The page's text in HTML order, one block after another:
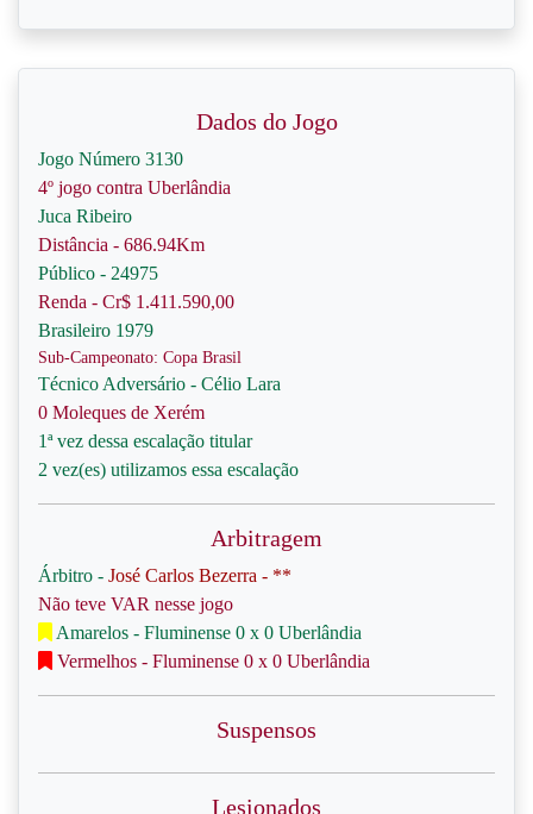
Dados do Jogo
Jogo Número 3130
4º jogo contra Uberlândia
Juca Ribeiro
Distância - 686.94Km
Público - 24975
Renda - Cr$ 1.411.590,00
Brasileiro 1979
Sub-Campeonato: Copa Brasil
Técnico Adversário - Célio Lara
0 Moleques de Xerém
1ª vez dessa escalação titular
2 vez(es) utilizamos essa escalação
Arbitragem
Árbitro - José Carlos Bezerra - **
Não teve VAR nesse jogo
Amarelos - Fluminense 0 x 0 Uberlândia
Vermelhos - Fluminense 0 x 0 Uberlândia
Suspensos
Lesionados